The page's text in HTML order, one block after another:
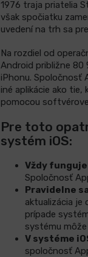
1976 traja priatelia
však spočiatku
uvedení na trh sa
Na rozdiel od
Android približne 80
iPhonu. Spoločnosť
iné aplikácie ako
pomocou
Pre toto
systém iOS:
Vždy
Spoločnosť
Pravidelne
aktualizácia je
prípade
systému
V systéme
spoločnosť